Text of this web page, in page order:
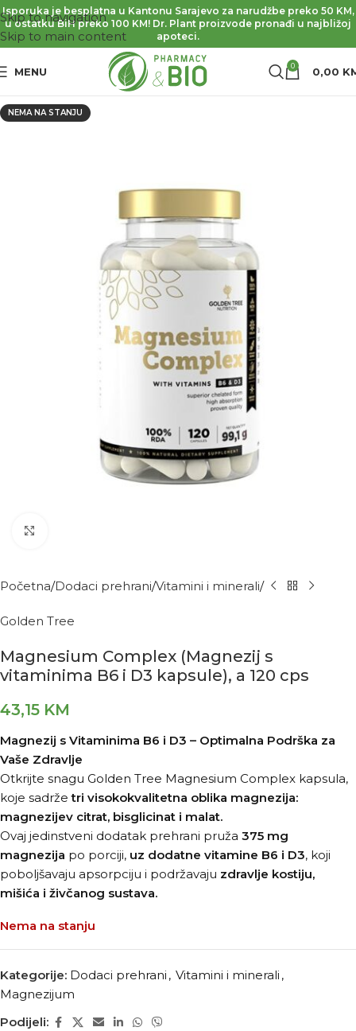
Skip to navigation
Skip to main content
Isporuka je besplatna u Kantonu Sarajevo za narudžbe preko 50 KM,
u ostatku BiH preko 100 KM! Dr. Plant proizvode pronađi u najbližoj
apoteci.
MENU 0 0,00
NEMA NA STANJU
Početna Dodaci prehrani Vitamini i minerali
Golden Tree
Magnesium Complex (Magnezij s
vitaminima B6 i D3 kapsule), a 120 cps
43,15 KM
Magnezij s Vitaminima B6 i D3 – Optimalna Podrška za
Vaše Zdravlje
Otkrijte snagu Golden Tree Magnesium Complex kapsula,
koje sadržetri visokokvalitetna oblika magnezija:
magnezijev citrat, bisglicinat i malat.
Ovaj jedinstveni dodatak prehrani pruža 375 mg
magnezija po porciji, uz dodatne vitamine B6 i D3, koji
poboljšavaju apsorpciju i podržavaju zdravlje kostiju,
mišića i živčanog sustava.
Nema na stanju
Kategorije: Dodaci prehrani , Vitamini i minerali ,
Magnezijum
Podijeli: